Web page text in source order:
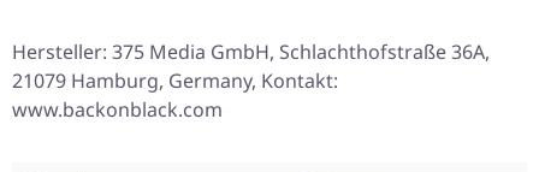
Hersteller: 375 Media GmbH, Schlachthofstraße 36A,
21079 Hamburg, Germany, Kontakt:
www.backonblack.com